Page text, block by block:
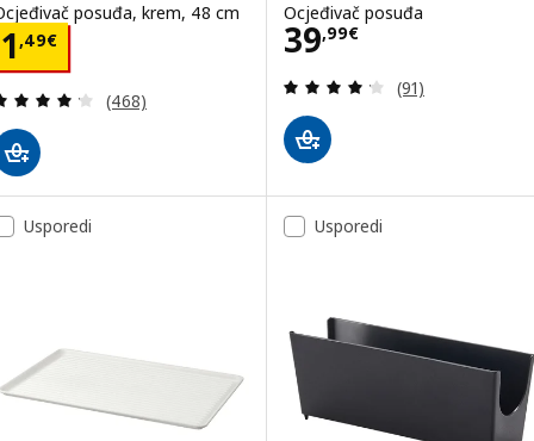
posuđa, krem, 48 cm
1,49€ 1,49€
Revizija: 4.2 od 5 zvjezdica. Ukupno recenzija:
(468)
Ocjeđivač posuđa
39,99€
Cijena 39,99€
Revizija: 4.2
(91)
Usporedi Usporedi